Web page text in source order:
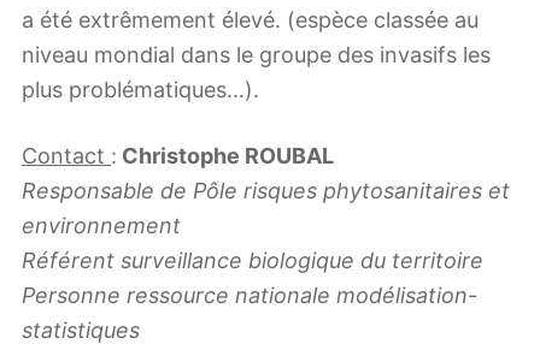
a été extrêmement élevé. (espèce classée au
niveau mondial dans le groupe des invasifs les
plus problématiques…).
Contact : Christophe ROUBAL
Responsable de Pôle risques phytosanitaires et
environnement
Référent surveillance biologique du territoire
Personne ressource nationale modélisation-
statistiques